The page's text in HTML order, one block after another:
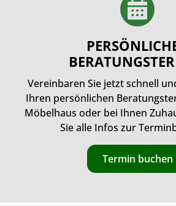
Vereinbaren Sie jetzt schnell
Ihren persönlichen
Möbelhaus oder bei Ihnen
Sie alle Infos zur
Termin buchen